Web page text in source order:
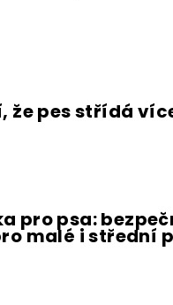
že pes střídá
pro psa:
malé i střední